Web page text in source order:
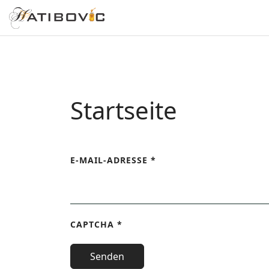
Startseite
E-MAIL-ADRESSE *
CAPTCHA *
Senden